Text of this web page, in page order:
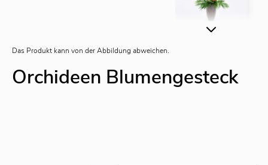
Das Produkt kann von der Abbildung abweichen.
Orchideen Blumengesteck